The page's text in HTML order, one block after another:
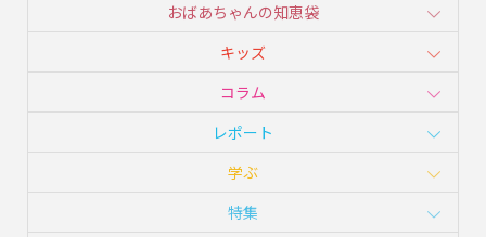
おばあちゃんの知恵袋
キッズ
コラム
レポート
学ぶ
特集